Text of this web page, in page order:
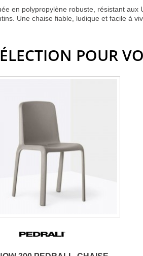
en polypropylène robuste, résistant aux
Une chaise fiable, ludique et facile à
POUR